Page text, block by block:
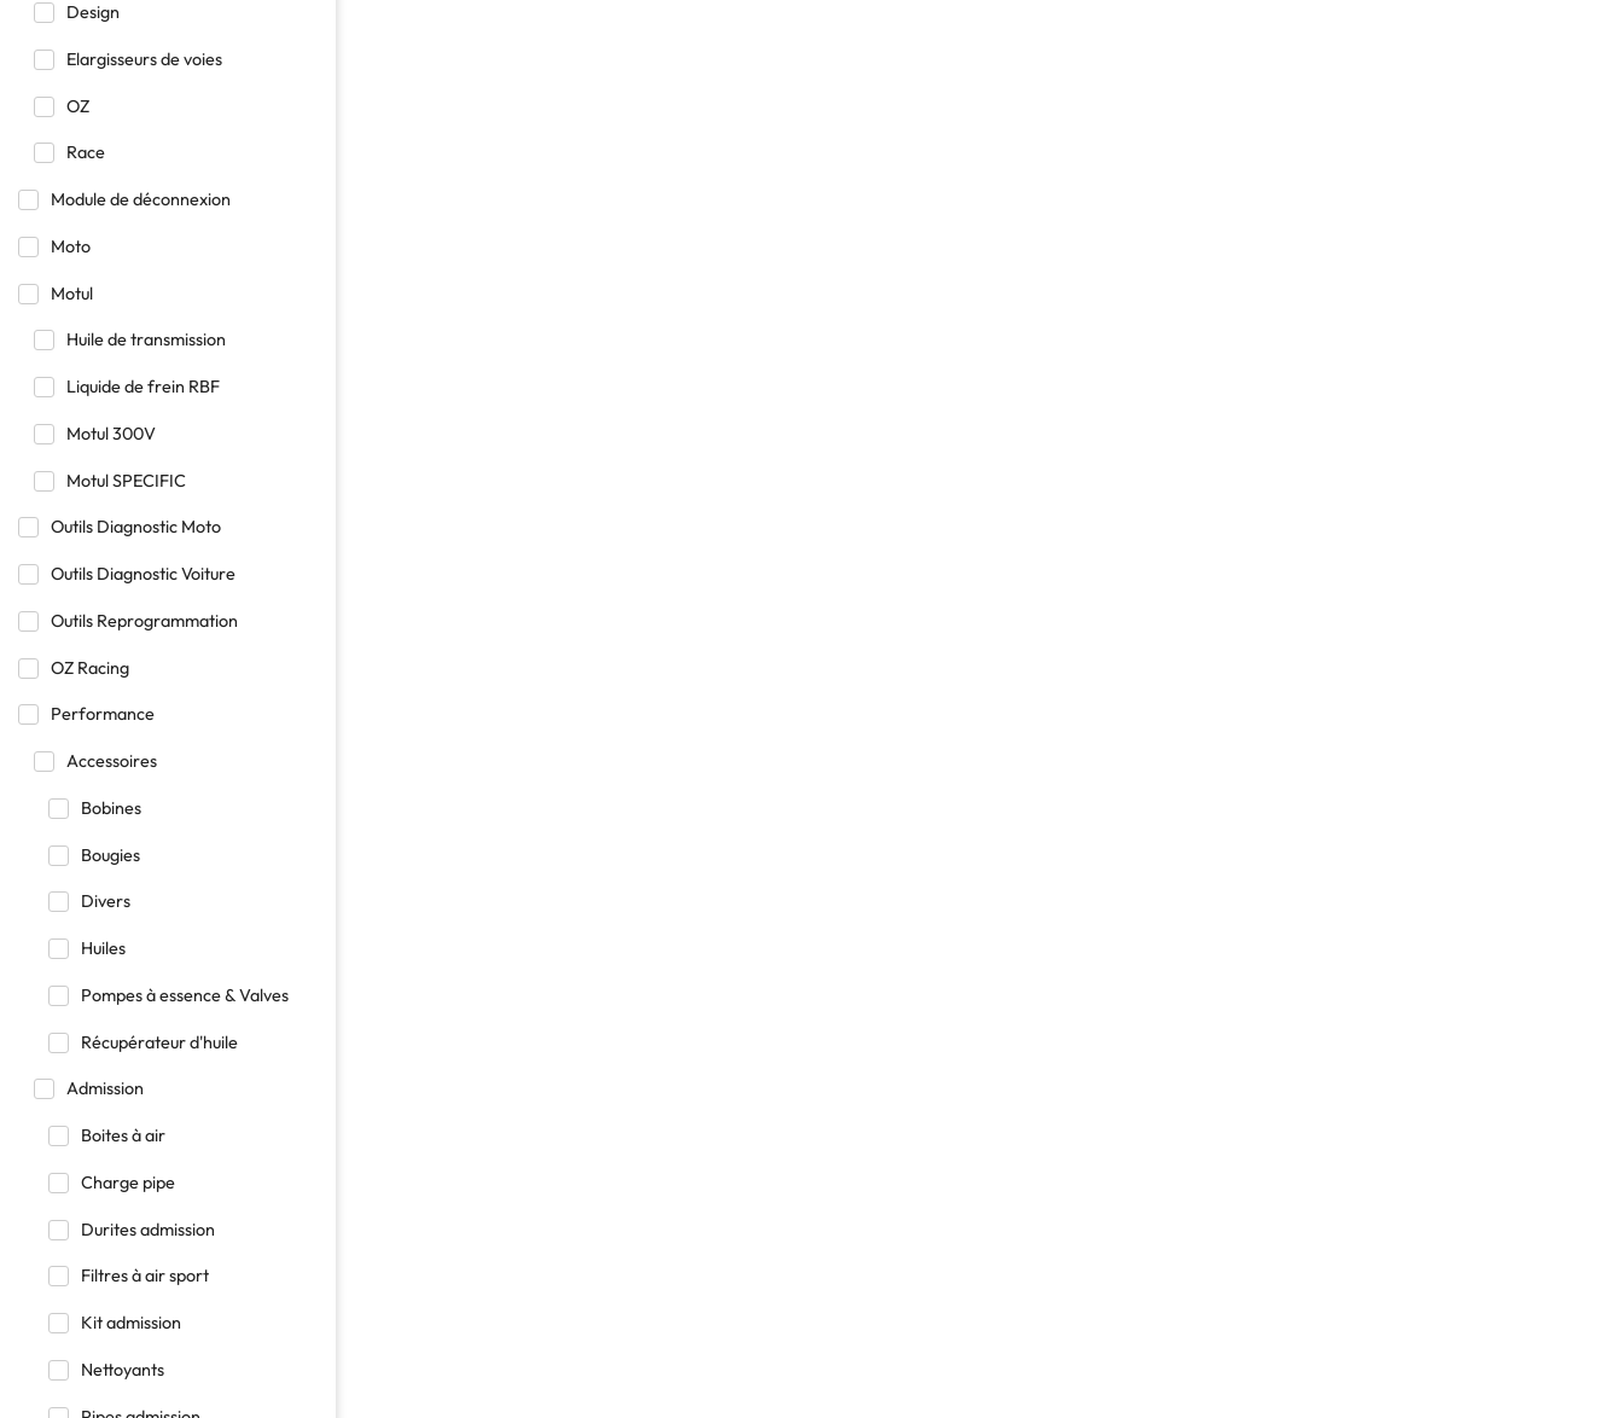
Design
Elargisseurs de voies
OZ
Race
Module de déconnexion
Moto
Motul
Huile de transmission
Liquide de frein RBF
Motul 300V
Motul SPECIFIC
Outils Diagnostic Moto
Outils Diagnostic Voiture
Outils Reprogrammation
OZ Racing
Performance
Accessoires
Bobines
Bougies
Divers
Huiles
Pompes à essence & Valves
Récupérateur d'huile
Admission
Boites à air
Charge pipe
Durites admission
Filtres à air sport
Kit admission
Nettoyants